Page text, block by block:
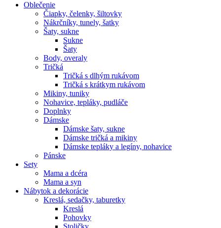
Oblečenie
Čiapky, čelenky, šiltovky
Nákrčníky, tunely, šatky
Šaty, sukne
Sukne
Šaty
Body, overaly
Tričká
Tričká s dlhým rukávom
Tričká s krátkym rukávom
Mikiny, tuniky
Nohavice, tepláky, pudláče
Doplnky
Dámske
Dámske šaty, sukne
Dámske tričká a mikiny
Dámske tepláky a legíny, nohavice
Pánske
Sety
Mama a dcéra
Mama a syn
Nábytok a dekorácie
Kreslá, sedačky, taburetky
Kreslá
Pohovky
Stoličky